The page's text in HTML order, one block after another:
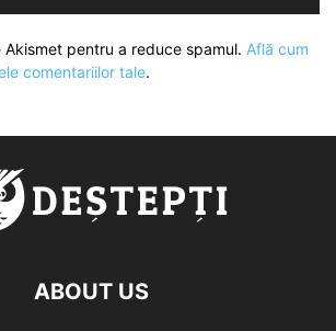
pentru a reduce spamul. Află cum
comentariilor tale.
ABOUT US